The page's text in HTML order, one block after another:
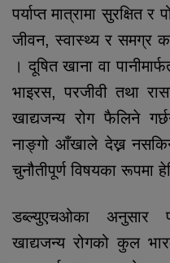
पर्याप्त मात्रामा सुरक्षित
जीवन, स्वास्थ्य र समग्र
। दूषित खाना वा
भाइरस, परजीवी तथा
खाद्यजन्य रोग फैलिने
नाङ्गो आँखाले देख्न
चुनौतीपूर्ण विषयका रूपमा
डब्ल्युएचओका अनुसार
खाद्यजन्य रोगको कुल